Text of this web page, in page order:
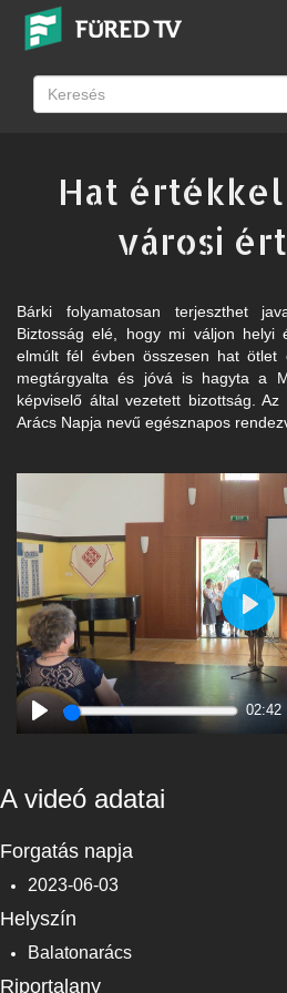
Hat
városi
Bárki folyamatosan terjeszthet
Biztosság elé, hogy mi váljon helyi
elmúlt fél évben összesen hat ötlet
megtárgyalta és jóvá is hagyta a
képviselő által vezetett bizottság.
Arács Napja nevű egésznapos
02:42
Play
A videó adatai
Forgatás napja
2023-06-03
Helyszín
Balatonarács
Riportalany